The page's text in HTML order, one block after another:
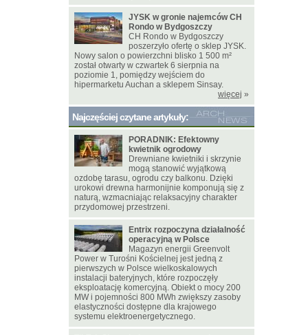
JYSK w gronie najemców CH
Rondo w Bydgoszczy
CH Rondo w Bydgoszczy
poszerzyło ofertę o sklep JYSK.
Nowy salon o powierzchni blisko 1 500 m²
został otwarty w czwartek 6 sierpnia na
poziomie 1, pomiędzy wejściem do
hipermarketu Auchan a sklepem Sinsay.
więcej »
Najczęściej czytane artykuły:
PORADNIK: Efektowny
kwietnik ogrodowy
Drewniane kwietniki i skrzynie
mogą stanowić wyjątkową
ozdobę tarasu, ogrodu czy balkonu. Dzięki
urokowi drewna harmonijnie komponują się z
naturą, wzmacniając relaksacyjny charakter
przydomowej przestrzeni.
Entrix rozpoczyna działalność
operacyjną w Polsce
Magazyn energii Greenvolt
Power w Turośni Kościelnej jest jedną z
pierwszych w Polsce wielkoskalowych
instalacji bateryjnych, które rozpoczęły
eksploatację komercyjną. Obiekt o mocy 200
MW i pojemności 800 MWh zwiększy zasoby
elastyczności dostępne dla krajowego
systemu elektroenergetycznego.